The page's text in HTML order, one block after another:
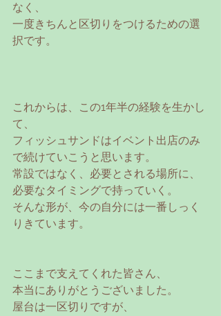
なく、
一度きちんと区切りをつけるための選
択です。
これからは、この1年半の経験を生かし
て、
フィッシュサンドはイベント出店のみ
で続けていこうと思います。
常設ではなく、必要とされる場所に、
必要なタイミングで持っていく。
そんな形が、今の自分には一番しっく
りきています。
ここまで支えてくれた皆さん、
本当にありがとうございました。
屋台は一区切りですが、